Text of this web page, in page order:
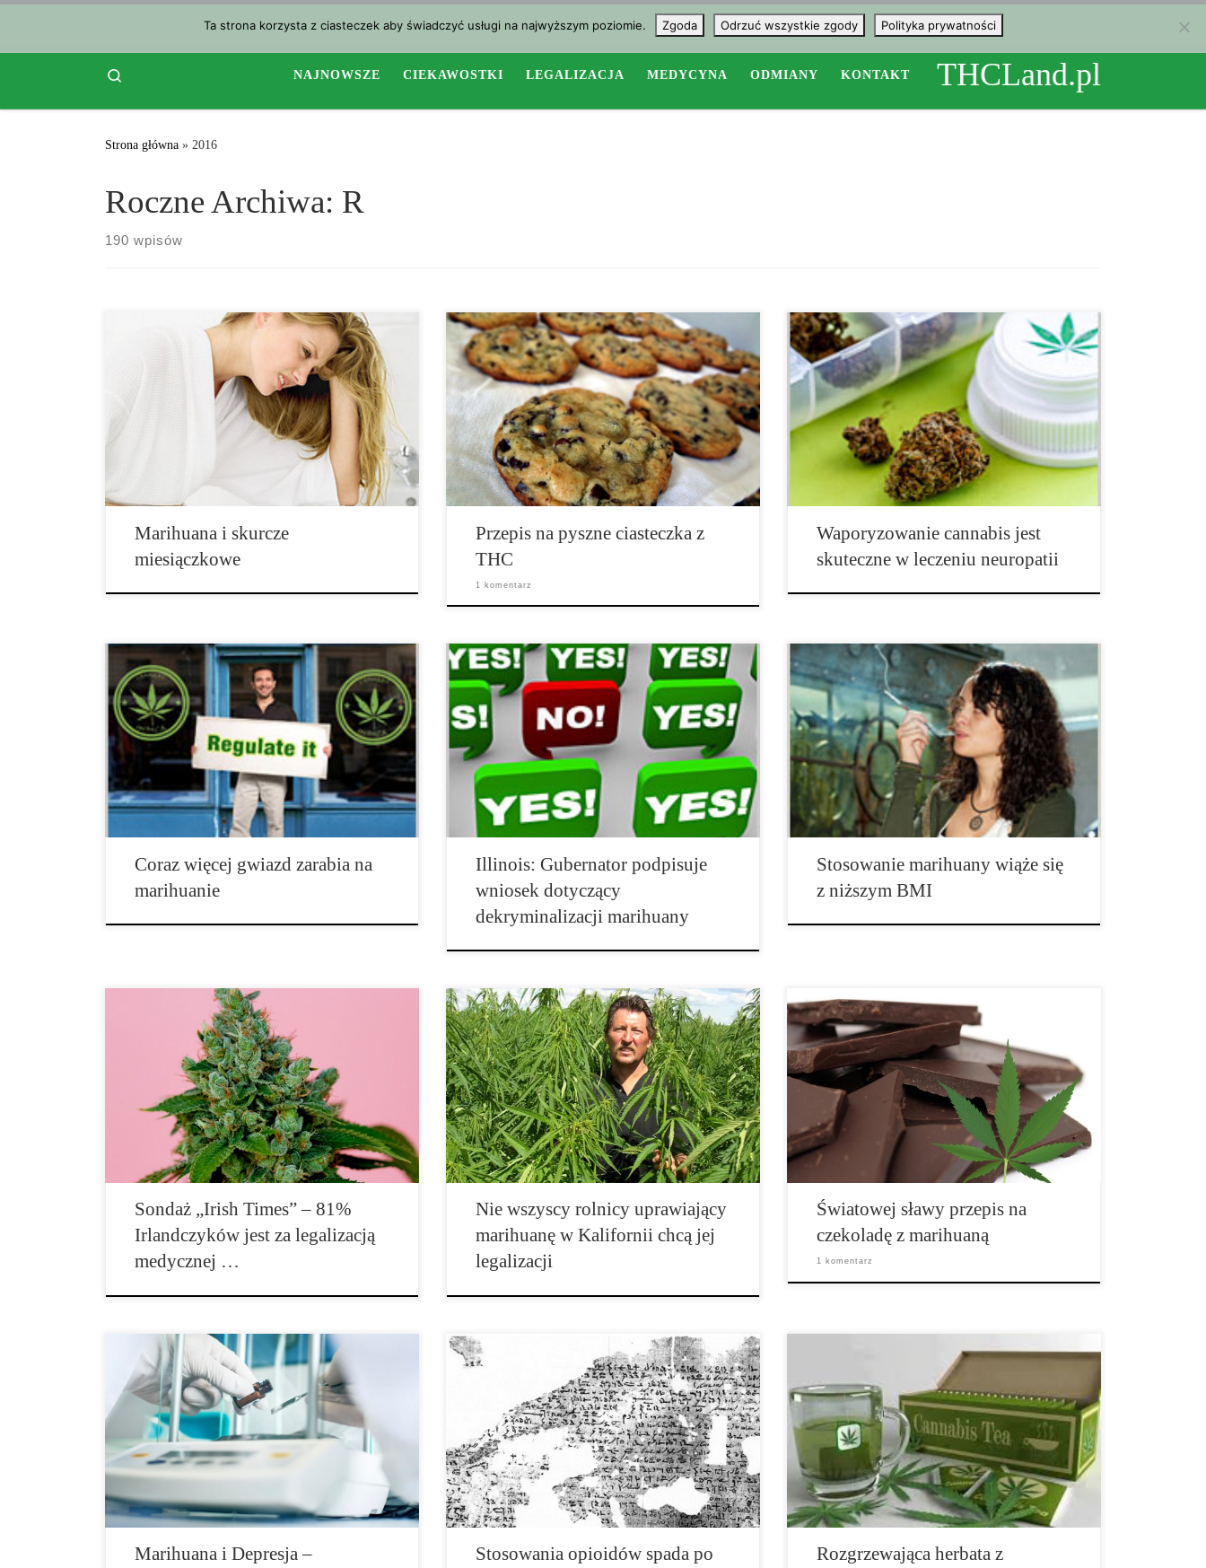
THCLand.pl
NAJNOWSZE CIEKAWOSTKI LEGALIZACJA MEDYCYNA ODMIANY KONTAKT
Strona główna » 2016
Roczne Archiwa: R
190 wpisów
Czy wiesz, że królowa Wiktoria stosowała cannabis w
celach leczniczych, aby zapobiec skurczom
miesiączkowym? To prawda, zazwyczaj wdychała dym
palonej marihuany, albo sama ją paliła. Wystarczy
trochę poszukać w internecie, a znajdziesz więcej niż
wystarczająco zaleceń w jaki sposób złagodzić […]
Marihuana i skurcze
miesiączkowe
Cześć wszystkim! Dzisiaj przyrządzimy przepyszne,
ale klasyczne ciasteczka czekoladowe z marihuaną. Jest
to jeden z naszych ulubionych przepisów, a ciasteczka
zawsze są hitem na każdej imprezie. Prosty, ale bardzo
pyszny przepis, który musisz wypróbować chociaż raz.
Więc bez zbędnych ceregieli, […]
Przepis na pyszne ciasteczka z
THC
1 komentarz
Jak wynika z kontrolowanych badań klinicznych,
wdychanie waporyzowanej marihuany zmniejsza ból
neuropatyczny u pacjentów z urazami rdzenia
kręgowego oraz schorzeń pokrewnych. Zespół z
Uniwersytetu Kalifornijskiego w San Diego, UC
Davis, oraz Sacramento VA Medical Center oceniali
wpływ waporyzowanej marihuany w […]
Waporyzowanie cannabis jest
skuteczne w leczeniu neuropatii
Jak donosi CBS News, rośnie liczba firm oraz
celebrytów, takich jak Melissa Etheridge, którzy chcą
zarobić na rozwijającym się przemyśle marihuany.
Etheridge nigdy tak naprawdę nie pasowała do obrazu
gwiazdy rocka. „Widziałam alkohol, widziałam co on
powoduje. Byłam tak podekscytowana […]
Coraz więcej gwiazd zarabia na
marihuanie
Republikański gubernator, Bruce Rauner podpisał w
piątek przepisy, które zmieniają stanowy system kar za
posiadanie marihuany. Bill 2228 zmniejsza kary za
posiadanie do 10 gramów marihuany, z wykroczeniem
karnego podlegającego karze do sześciu miesięcy
więzienia oraz grzywnie w wysokości 1.500 […]
Illinois: Gubernator podpisuje
wniosek dotyczący
dekryminalizacji marihuany
Jak wynika z badań opublikowanych w The Journal of
Mental Health Policy and Economics, stosowanie
cannabis jest związane z niższym wskaźnikiem masy
ciała (BMI). Badacze z University of Miami oceniali
zależność między stosowaniem marihuany a wartością
BMI w reprezentatywnej próbie […]
Stosowanie marihuany wiąże się
z niższym BMI
Najnowszy irlandzki sondaż donosi, że wyborcy
opowiedzieli się za legalizacją marihuany do celów
leczniczych. Mimo, że niektórzy ministrowie pozostają
zdenerwowani na wieść o perspektywie legalizacji
marihuany, społeczeństwo nie wydaje się o to martwić.
Zapytani, czy są za, czy przeciw legalizacji […]
Sondaż „Irish Times” – 81%
Irlandczyków jest za legalizacją
medycznej …
20 lat po tym jak po raz pierwszy stan zalegalizował
medyczną marihuanę, wyborcy w Kalifornii pod
koniec listopada zadecydują, czy należy zalegalizować
rekreacyjne wykorzystanie marihuany. To może
oznaczać niezłą gratkę dla hodowców marihuany w
stanie Kalifornia – ale nie każdy […]
Nie wszyscy rolnicy uprawiający
marihuanę w Kalifornii chcą jej
legalizacji
Składniki: • szklanka masła kakaowego • 1/4 szklanki
posiekanych orzechów • 1 szklanka kakao w proszku •
1/2 szklanki miodu • 1 łyżka ekstraktu waniliowego •
10 gramów hasz oleju 1. Roztop masło kakaowe w
kąpieli wodnej. Po roztopieniu, dodaj […]
Światowej sławy przepis na
czekoladę z marihuaną
1 komentarz
Wiele można usłyszeć o tym, jak to marihuana pomaga
osobom cierpiącym na szeroką gamę dolegliwości
fizycznych, raka, jaskrę, AIDS. Jednak opowieści o
stosowaniu marihuany w leczeniu zaburzeń
psychicznych, takich jak depresja są już mniej
popularne. Na szczęście, marihuana zrzuca złe […]
Marihuana i Depresja –
Realizacja programów związanych z medyczną
marihuaną jest związana ze zmniejszeniem częstości
występowania opioidów, wykrywanych wśród
śmiertelnie rannych kierowców, według danych
opublikowanych przed drukiem w American Journal of
Public Health. Naukowcy z Columbia University w
Nowym Jorku oraz University of California […]
Stosowania opioidów spada po
Znudzony? Szukasz małej rozrywki w leniwe,
listopadowe popołudnie? Koniecznie wypróbuj nasz
przepis na herbatę. Zanim przejdziemy dalej, chcemy
tylko zaznaczyć – nie jest to typowa zielona herbata
:-). Prezentujemy przepis na herbatę, która nie tylko
świetnie smakuje. Składniki: • twoja […]
Rozgrzewająca herbata z
Ta strona korzysta z ciasteczek aby świadczyć usługi na najwyższym poziomie. Zgoda Odrzuć wszystkie zgody Polityka prywatności